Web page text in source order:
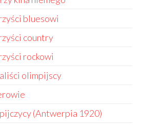
bluesowi
country
rockowi
olimpijscy
(Antwerpia 1920)